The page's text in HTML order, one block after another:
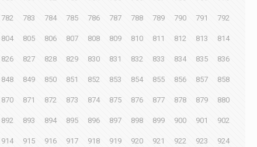
782 783 784 785 786 787 788 789 790 791 792
804 805 806 807 808 809 810 811 812 813 814
826 827 828 829 830 831 832 833 834 835 836
848 849 850 851 852 853 854 855 856 857 858
870 871 872 873 874 875 876 877 878 879 880
892 893 894 895 896 897 898 899 900 901 902
914 915 916 917 918 919 920 921 922 923 924